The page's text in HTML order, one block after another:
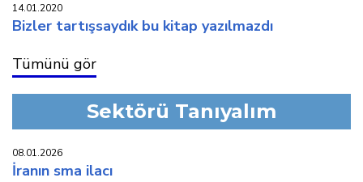
14.01.2020
bi̇zler tartişsaydik bu ki̇tap yazilmazdi
Tümünü gör
Sektörü Tanıyalım
08.01.2026
i̇ranin sma i̇laci